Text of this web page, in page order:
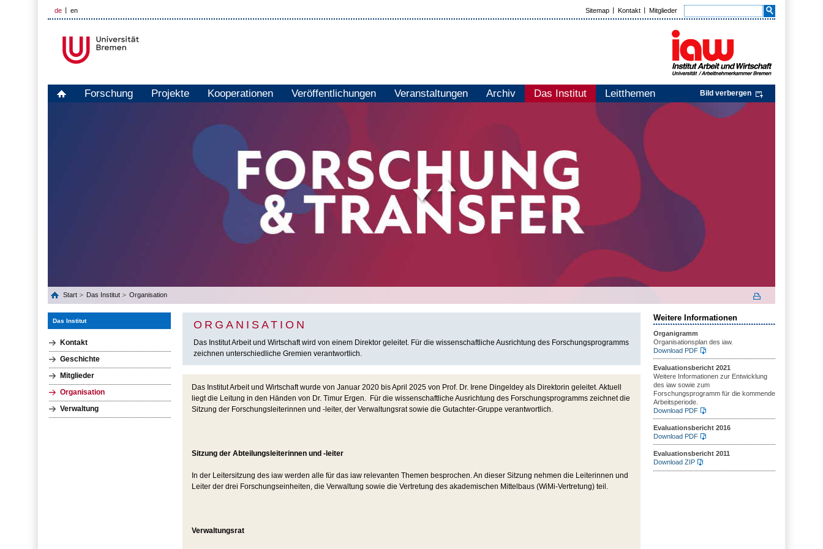
de en Sitemap Kontakt Mitglieder
Forschung Projekte Kooperationen Veröffentlichungen Veranstaltungen Archiv Das Institut Leitthemen Bild verbergen
Start Das Institut Organisation
Das Institut
Kontakt
Geschichte
Mitglieder
Organisation
Verwaltung
ORGANISATION
Das Institut Arbeit und Wirtschaft wird von einem Direktor geleitet. Für die wissenschaftliche Ausrichtung des Forschungsprogramms
zeichnen unterschiedliche Gremien verantwortlich.
Das Institut Arbeit und Wirtschaft wurde von Januar 2020 bis April 2025 von Prof. Dr. Irene Dingeldey als Direktorin geleitet. Aktuell
liegt die Leitung in den Händen von Dr. Timur Ergen. Für die wissenschaftliche Ausrichtung des Forschungsprogramms zeichnet die
Sitzung der Forschungsleiterinnen und -leiter, der Verwaltungsrat sowie die Gutachter-Gruppe verantwortlich.
Sitzung der Abteilungsleiterinnen und -leiter
In der Leitersitzung des iaw werden alle für das iaw relevanten Themen besprochen. An dieser Sitzung nehmen die Leiterinnen und
Leiter der drei Forschungseinheiten, die Verwaltung sowie die Vertretung des akademischen Mittelbaus (WiMi-Vertretung) teil.
Verwaltungsrat
Weitere Informationen
Organigramm
Organisationsplan des iaw.
Download PDF
Evaluationsbericht 2021
Weitere Informationen zur Entwicklung
des iaw sowie zum
Forschungsprogramm für die kommende
Arbeitsperiode.
Download PDF
Evaluationsbericht 2016
Download PDF
Evaluationsbericht 2011
Download ZIP